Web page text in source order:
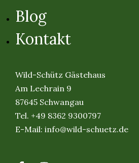
Blog
Kontakt
Wild-Schütz Gästehaus
Am Lechrain 9
87645 Schwangau
Tel. +49 8362 9300797
E-Mail: info@wild-schuetz.de